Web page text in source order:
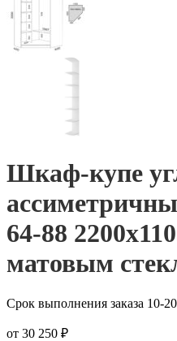
Шкаф-купе
64-88
матовым
Срок выполнения заказа 10-
от 30 250 ₽